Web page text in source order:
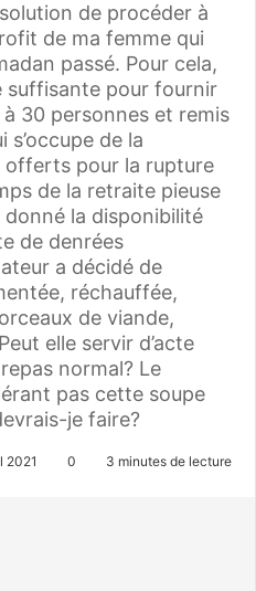
de procéder à
de ma femme qui
passé. Pour cela,
suffisante pour fournir
30 personnes et remis
s’occupe de la
offerts pour la rupture
de la retraite pieuse
la disponibilité
de denrées
a décidé de
réchauffée,
de viande,
elle servir d’acte
normal? Le
pas cette soupe
je faire?
2021 0 3 minutes de lecture